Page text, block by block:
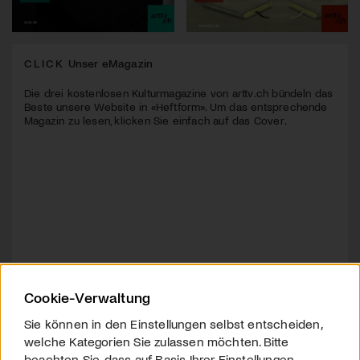
CLICK Unser eMagazin
Die drei kostenlosen Kulturmagazine von arttv.ch bündeln das
Beste unsere Website in «Heftform». Um das entsprechende
Magazin zu lesen, klicken Sie einfach auf das Cover.
Cookie-Verwaltung
Sie können in den Einstellungen selbst entscheiden,
welche Kategorien Sie zulassen möchten. Bitte